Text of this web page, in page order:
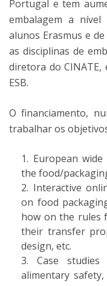
Portugal e tem
embalagem a
alunos Erasmus e
as disciplinas de
diretora do
ESB.
O financiamento,
trabalhar os
European
the food/
Interactive
on food
how on the rules
their transfer
design, etc.
Case
alimentary